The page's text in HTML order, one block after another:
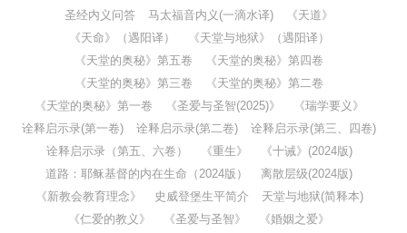
圣经内义问答
马太福音内义(一滴水译)
《天道》
《天命》（遇阳译）
《天堂与地狱》（遇阳译）
《天堂的奥秘》第五卷
《天堂的奥秘》第四卷
《天堂的奥秘》第三卷
《天堂的奥秘》第二卷
《天堂的奥秘》第一卷
《圣爱与圣智(2025)》
《瑞学要义》
诠释启示录(第一卷)
诠释启示录(第二卷)
诠释启示录(第三、四卷)
诠释启示录（第五、六卷）
《重生》
《十诫》(2024版)
道路：耶稣基督的内在生命（2024版）
离散层级(2024版)
《新教会教育理念》
史威登堡生平简介
天堂与地狱(简释本)
《仁爱的教义》
《圣爱与圣智》
《婚姻之爱》